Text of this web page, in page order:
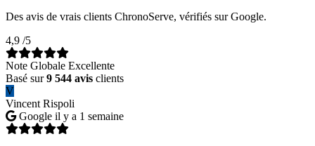
Des avis de vrais clients ChronoServe, vérifiés sur Google.
4,9 /5
Note Globale Excellente
Basé sur9 544 avis clients
V
Vincent Rispoli
Google il y a 1 semaine